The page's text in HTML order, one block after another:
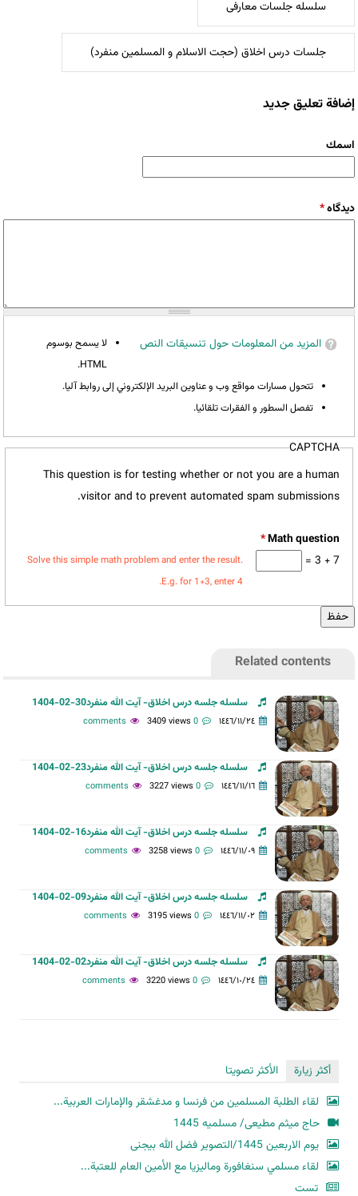
سلسله جلسات معارفی
جلسات درس اخلاق (حجت الاسلام و المسلمین منفرد)
إضافة تعليق جديد
‏اسمك ‏
‏دیدگاه ‏*
المزيد من المعلومات حول تنسيقات النص
لا يسمح بوسوم
HTML.
تتحول مسارات مواقع وب و عناوين البريد الإلكتروني إلى روابط آليا.
تفصل السطور و الفقرات تلقائيا.
CAPTCHA
This question is for testing whether or not you are a human
visitor and to prevent automated spam submissions.
*
7 + 3 =
Solve this simple math problem and enter the result.
E.g. for 1+3, enter 4.
Related contents
سلسله جلسه درس اخلاق- آیت الله منفرد30-02-1404
١٤٤٦/١١/٢٤ 0 comments
3409 views
سلسله جلسه درس اخلاق- آیت الله منفرد23-02-1404
١٤٤٦/١١/١٦ 0 comments
3227 views
سلسله جلسه درس اخلاق- آیت الله منفرد16-02-1404
١٤٤٦/١١/٠٩ 0 comments
3258 views
سلسله جلسه درس اخلاق- آیت الله منفرد09-02-1404
١٤٤٦/١١/٠٢ 0 comments
3195 views
سلسله جلسه درس اخلاق- آیت الله منفرد02-02-1404
١٤٤٦/١٠/٢٤ 0 comments
3220 views
أكثر زيارة
الأكثر تصويتا
لقاء الطلبة المسلمين من فرنسا و مدغشقر والإمارات العربية...
حاج میثم مطیعی/ مسلمیه 1445
یوم الاربعین 1445/التصویر فضل الله بیجنی
لقاء مسلمي سنغافورة وماليزيا مع الأمين العام للعتبة...
تست